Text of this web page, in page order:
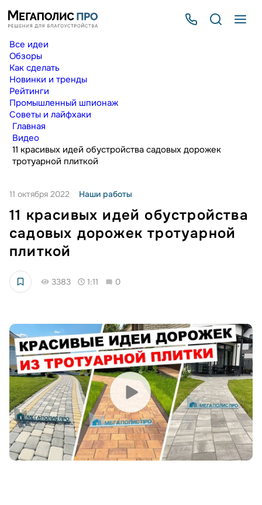
Все идеи
Обзоры
Как сделать
Новинки и тренды
Рейтинги
Промышленный шпионаж
Советы и лайфхаки
Главная
Видео
11 красивых идей обустройства садовых дорожек
тротуарной плиткой
11 октября 2022 Наши работы
11 красивых идей обустройства
садовых дорожек тротуарной
плиткой
3383 1:11 0